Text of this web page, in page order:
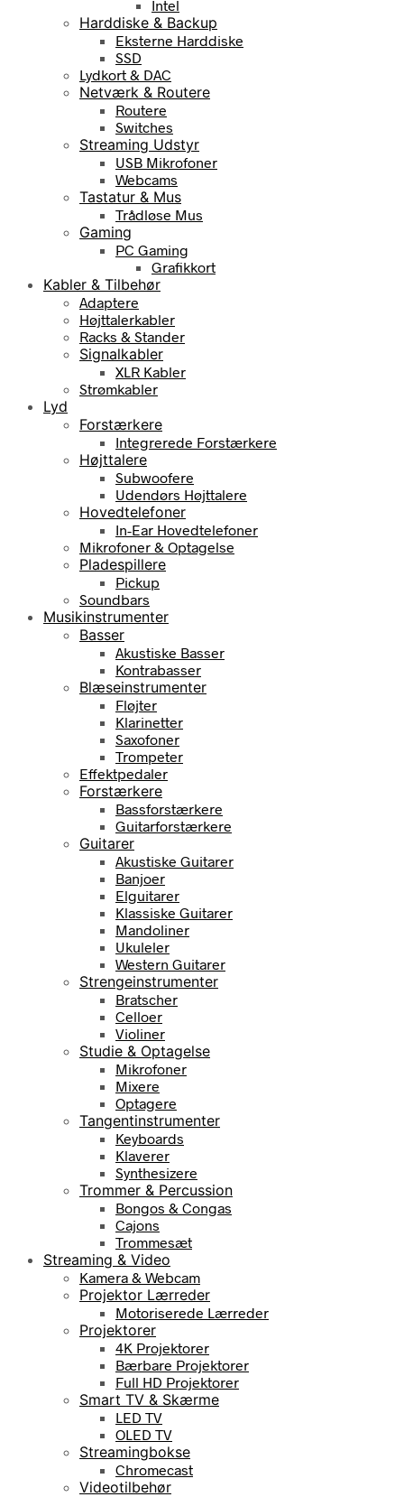
Intel
Harddiske & Backup
Eksterne Harddiske
SSD
Lydkort & DAC
Netværk & Routere
Routere
Switches
Streaming Udstyr
USB Mikrofoner
Webcams
Tastatur & Mus
Trådløse Mus
Gaming
PC Gaming
Grafikkort
Kabler & Tilbehør
Adaptere
Højttalerkabler
Racks & Stander
Signalkabler
XLR Kabler
Strømkabler
Lyd
Forstærkere
Integrerede Forstærkere
Højttalere
Subwoofere
Udendørs Højttalere
Hovedtelefoner
In-Ear Hovedtelefoner
Mikrofoner & Optagelse
Pladespillere
Pickup
Soundbars
Musikinstrumenter
Basser
Akustiske Basser
Kontrabasser
Blæseinstrumenter
Fløjter
Klarinetter
Saxofoner
Trompeter
Effektpedaler
Forstærkere
Bassforstærkere
Guitarforstærkere
Guitarer
Akustiske Guitarer
Banjoer
Elguitarer
Klassiske Guitarer
Mandoliner
Ukuleler
Western Guitarer
Strengeinstrumenter
Bratscher
Celloer
Violiner
Studie & Optagelse
Mikrofoner
Mixere
Optagere
Tangentinstrumenter
Keyboards
Klaverer
Synthesizere
Trommer & Percussion
Bongos & Congas
Cajons
Trommesæt
Streaming & Video
Kamera & Webcam
Projektor Lærreder
Motoriserede Lærreder
Projektorer
4K Projektorer
Bærbare Projektorer
Full HD Projektorer
Smart TV & Skærme
LED TV
OLED TV
Streamingbokse
Chromecast
Videotilbehør